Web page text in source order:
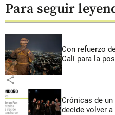
Para seguir
Con refuerzo
Cali para la
share
Crónicas de
decide volver